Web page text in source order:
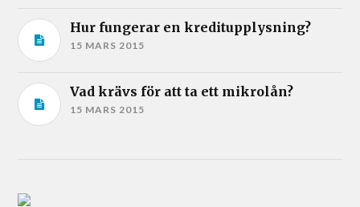
Hur fungerar en kreditupplysning?
15 MARS 2015
Vad krävs för att ta ett mikrolån?
15 MARS 2015